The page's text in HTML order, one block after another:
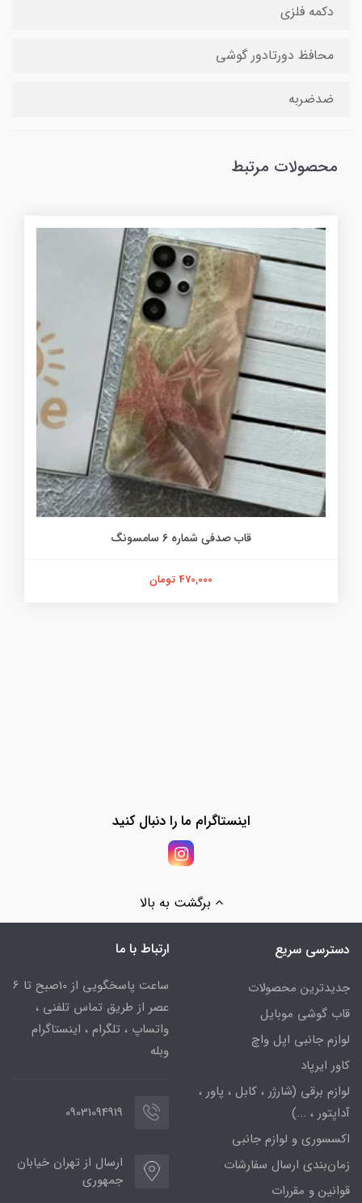
دکمه فلزی
محافظ دورتادور گوشی
ضدضربه
محصولات مرتبط
قاب صدفی شماره 6 سامسونگ
470,000 تومان
اینستاگرام ما را دنبال کنید
برگشت به بالا
دسترسی سریع
جدیدترین محصولات
قاب گوشی موبایل
لوازم جانبی اپل واچ
کاور ایرپاد
لوازم برقی (شارژر ، کابل ، پاور ،
آداپتور ، ...)
اکسسوری و لوازم جانبی
زمان‌بندی ارسال سفارشات
قوانین و مقررات
ارتباط با ما
ساعت پاسخگویی از 10صبح تا 6
عصر از طریق تماس تلفنی ،
واتساپ ، تلگرام ، اینستاگرام
وبله
09031094919
ارسال از تهران خیابان
جمهوری